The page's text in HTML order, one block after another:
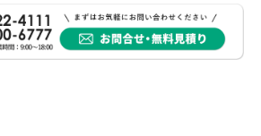
あせやひび割れが気になり始めると、
ろ塗り替えが必要かな？」 「訪問営業
れた …